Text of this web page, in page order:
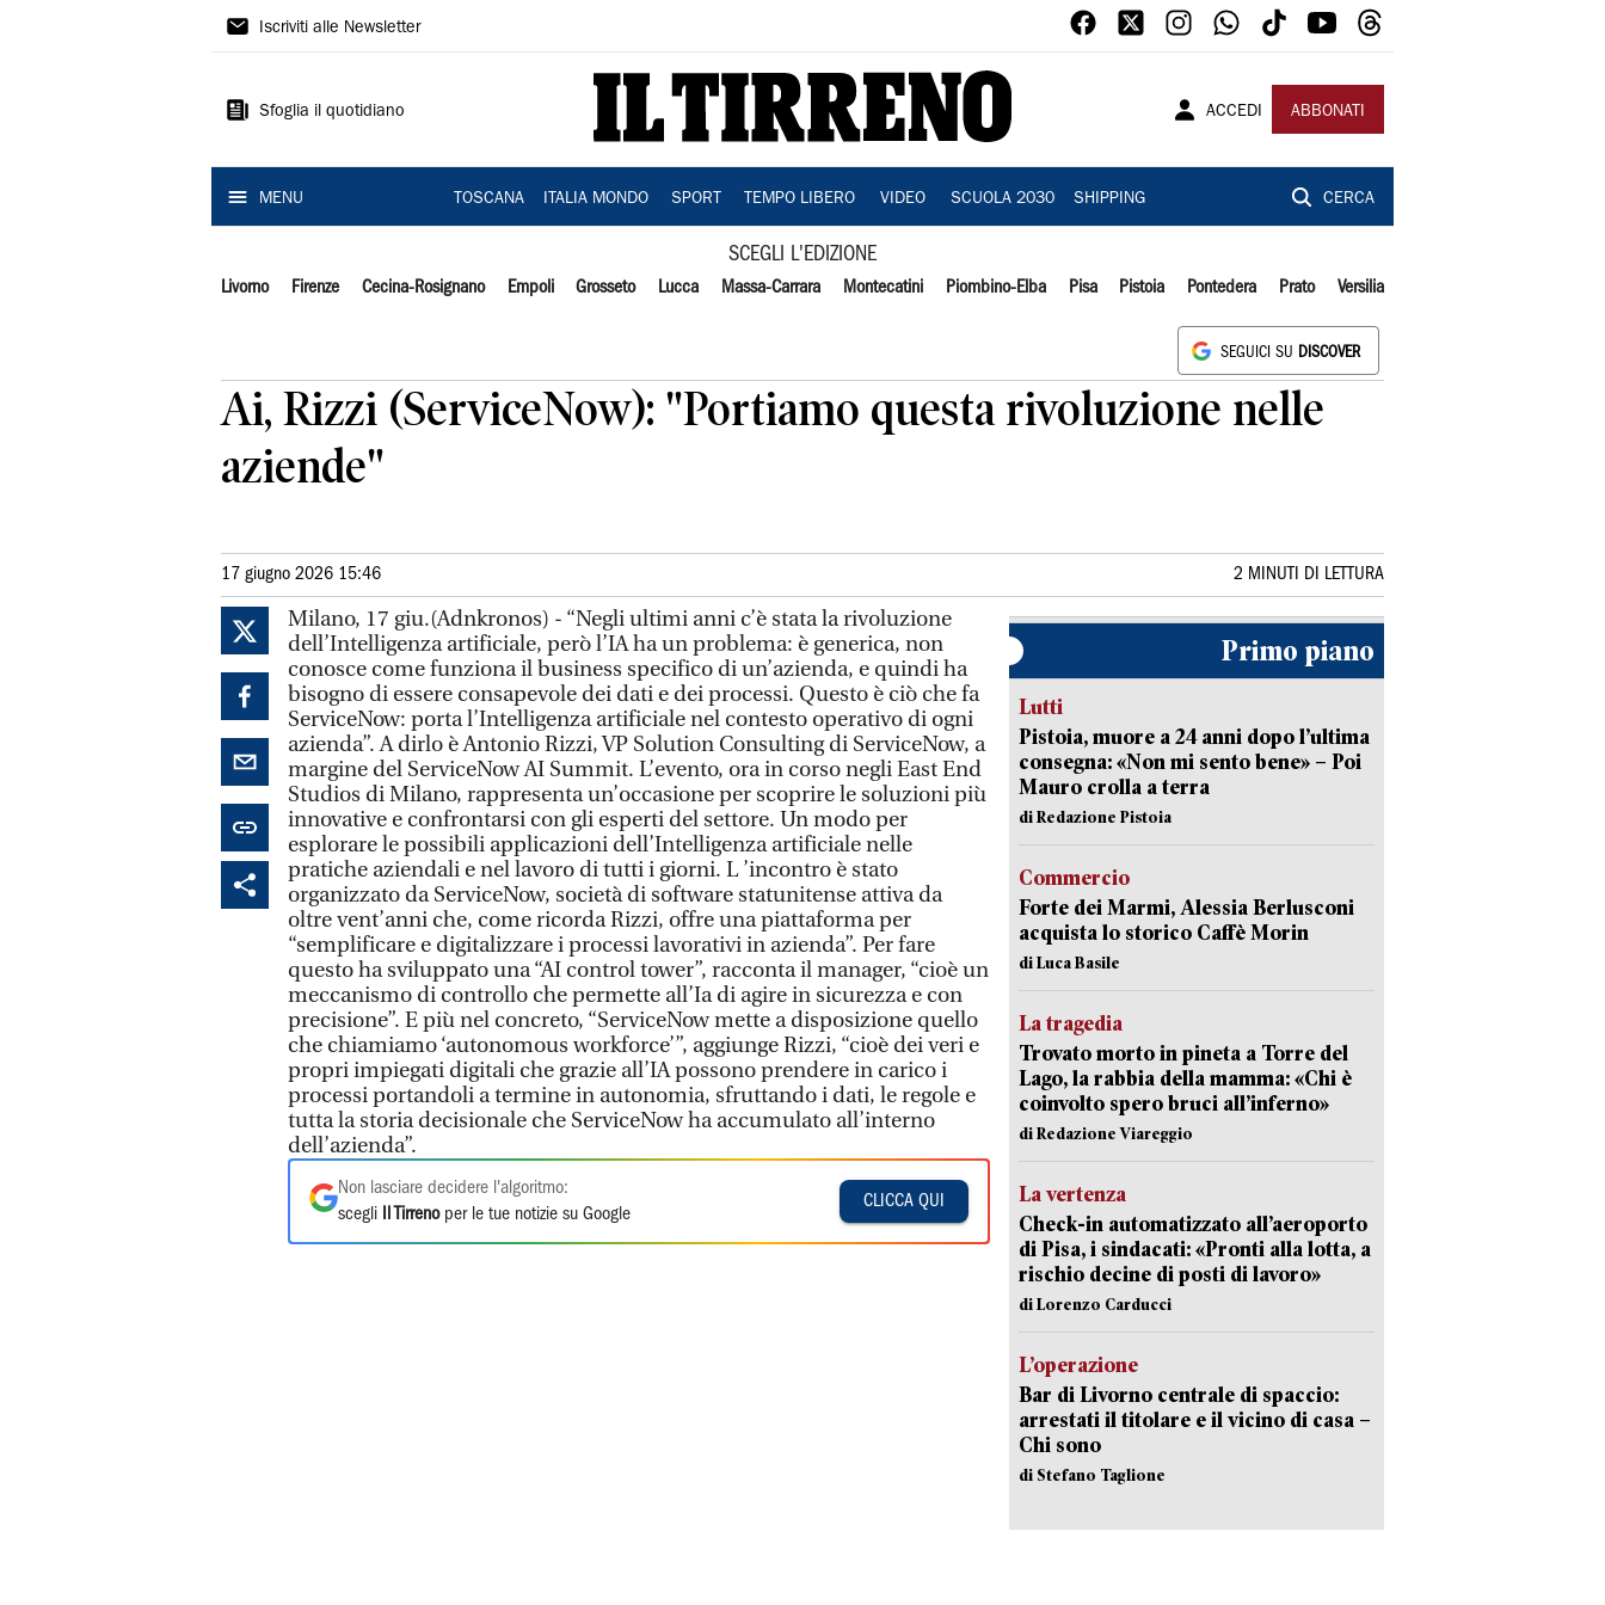
Il
Iscriviti alle Newsletter
Sfoglia il quotidiano ACCEDI ABBONATI
MENU TOSCANA ITALIA MONDO SPORT TEMPO LIBERO VIDEO SCUOLA 2030 SHIPPING CERCA
SCEGLI L'EDIZIONE
Livorno Firenze Cecina-Rosignano Empoli Grosseto Lucca Massa-Carrara Montecatini Piombino-Elba Pisa Pistoia Pontedera Prato Versilia
SEGUICI SU DISCOVER
Ai, Rizzi (ServiceNow): "Portiamo questa rivoluzione nelle
aziende"
17 giugno 2026 15:46 2 MINUTI DI LETTURA
Milano, 17 giu.(Adnkronos) - “Negli ultimi anni c’è stata la rivoluzione
dell’Intelligenza artificiale, però l’IA ha un problema: è generica, non
conosce come funziona il business specifico di un’azienda, e quindi ha
bisogno di essere consapevole dei dati e dei processi. Questo è ciò che fa
ServiceNow: porta l’Intelligenza artificiale nel contesto operativo di ogni
azienda”. A dirlo è Antonio Rizzi, VP Solution Consulting di ServiceNow, a
margine del ServiceNow AI Summit. L’evento, ora in corso negli East End
Studios di Milano, rappresenta un’occasione per scoprire le soluzioni più
innovative e confrontarsi con gli esperti del settore. Un modo per
esplorare le possibili applicazioni dell’Intelligenza artificiale nelle
pratiche aziendali e nel lavoro di tutti i giorni. L ’incontro è stato
organizzato da ServiceNow, società di software statunitense attiva da
oltre vent’anni che, come ricorda Rizzi, offre una piattaforma per
“semplificare e digitalizzare i processi lavorativi in azienda”. Per fare
questo ha sviluppato una “AI control tower”, racconta il manager, “cioè un
meccanismo di controllo che permette all’Ia di agire in sicurezza e con
precisione”. E più nel concreto, “ServiceNow mette a disposizione quello
che chiamiamo ‘autonomous workforce’”, aggiunge Rizzi, “cioè dei veri e
propri impiegati digitali che grazie all’IA possono prendere in carico i
processi portandoli a termine in autonomia, sfruttando i dati, le regole e
tutta la storia decisionale che ServiceNow ha accumulato all’interno
dell’azienda”.
Non lasciare decidere l'algoritmo:
scegli
Il Tirrenoper le tue notizie su Google
CLICCA QUI
Primo piano
Lutti
Pistoia, muore a 24 anni dopo l’ultima
consegna: «Non mi sento bene» – Poi
Mauro crolla a terra
di Redazione Pistoia
Commercio
Forte dei Marmi, Alessia Berlusconi
acquista lo storico Caffè Morin
di Luca Basile
La tragedia
Trovato morto in pineta a Torre del
Lago, la rabbia della mamma: «Chi è
coinvolto spero bruci all’inferno»
di Redazione Viareggio
La vertenza
Check-in automatizzato all’aeroporto
di Pisa, i sindacati: «Pronti alla lotta, a
rischio decine di posti di lavoro»
di Lorenzo Carducci
L’operazione
Bar di Livorno centrale di spaccio:
arrestati il titolare e il vicino di casa –
Chi sono
di Stefano Taglione